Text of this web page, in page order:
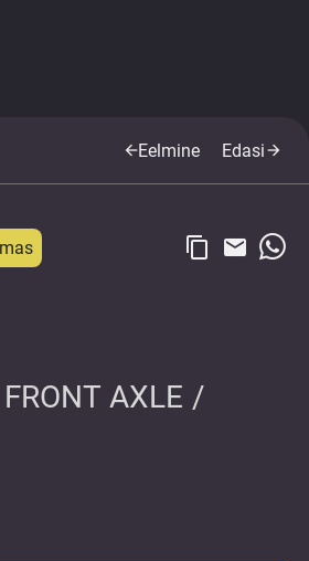
arrow_backEelmine Edasiarrow_forward
content_copy email
AXLE /